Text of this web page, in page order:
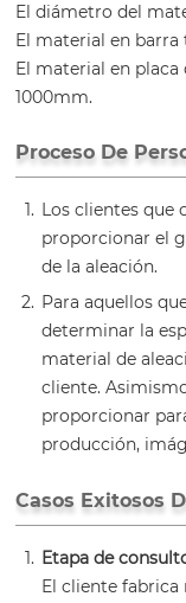
El diámetro del
El material en
El material en placa
1000mm.
Proceso De
Los clientes que
proporcionar el
de la aleación.
Para aquellos
determinar la
material de
cliente.
proporcionar
producción,
Casos Exitosos
Etapa de
El cliente fabrica